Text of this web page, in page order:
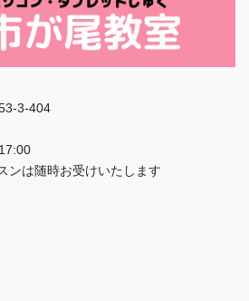
3-404
ンは随時お受けいたします